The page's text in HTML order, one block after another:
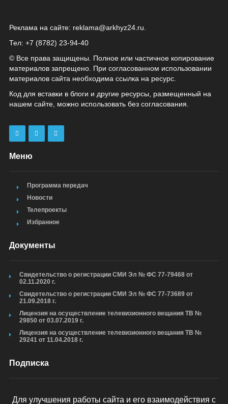
Реклама на сайте: reklama@arkhyz24.ru
Тел: +7 (8782) 23‑94‑40
© Все права защищены. Полное или частичное копирование
материалов запрещено. При согласованном использовании
материалов сайта необходима ссылка на ресурс.
Код для вставки в блоги и другие ресурсы, размещенный на
нашем сайте, можно использовать без согласования.
Меню
Программа передач
Новости
Телепроекты
Избранное
Документы
Свидетельство о регистрации СМИ Эл № ФС 77-79468 от
02.11.2020 г.
Свидетельство о регистрации СМИ Эл № ФС 77-73689 от
21.09.2018 г.
Лицензия на осуществление телевизионного вещания ТВ №
29850 от 03.07.2019 г.
Лицензия на осуществление телевизионного вещания ТВ №
29241 от 11.04.2018 г.
Подписка
Для улучшения работы сайта и его взаимодействия с